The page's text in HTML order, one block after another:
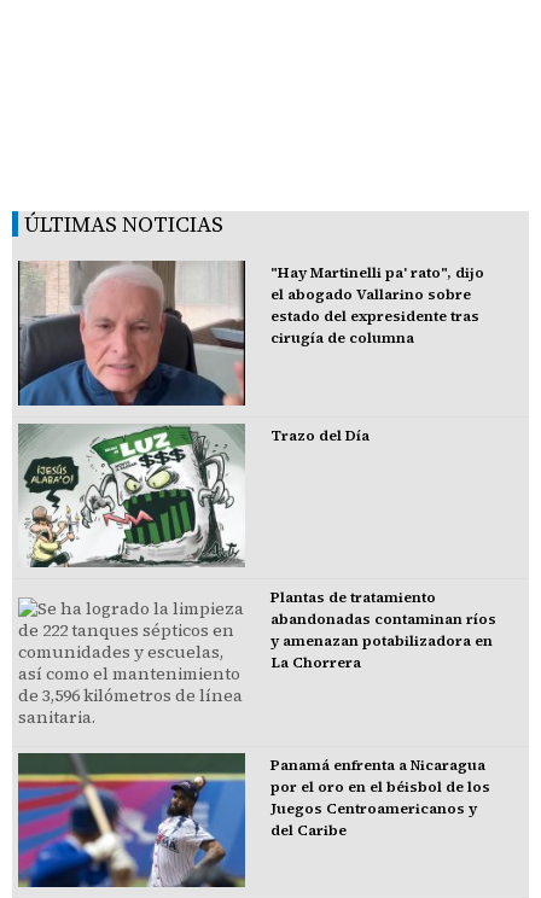
ÚLTIMAS NOTICIAS
"Hay Martinelli pa' rato", dijo
el abogado Vallarino sobre
estado del expresidente tras
cirugía de columna
Trazo del Día
Plantas de tratamiento
abandonadas contaminan ríos
y amenazan potabilizadora en
La Chorrera
Panamá enfrenta a Nicaragua
por el oro en el béisbol de los
Juegos Centroamericanos y
del Caribe